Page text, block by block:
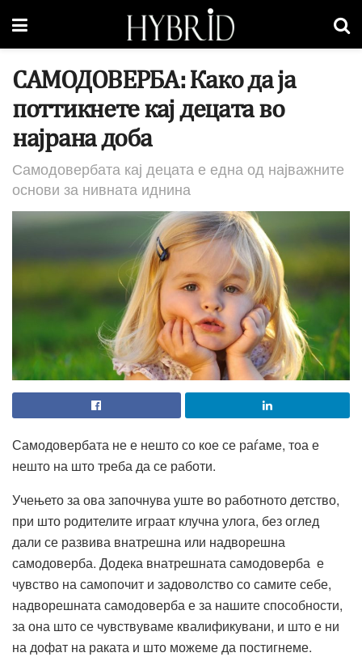
САМОДОВЕРБА: Како да ја
поттикнете кај децата во
најрана доба
Самодовербата кај децата е една од најважните
основи за нивната иднина
Самодовербата не е нешто со кое се раѓаме, тоа е
нешто на што треба да се работи.
Учењето за ова започнува уште во работното детство,
при што родителите играат клучна улога, без оглед
дали се развива внатрешна или надворешна
самодоверба. Додека внатрешната самодоверба е
чувство на самопочит и задоволство со самите себе,
надворешната самодоверба е за нашите способности,
за она што се чувствуваме квалификувани, и што е ни
на дофат на раката и што можеме да постигнеме.